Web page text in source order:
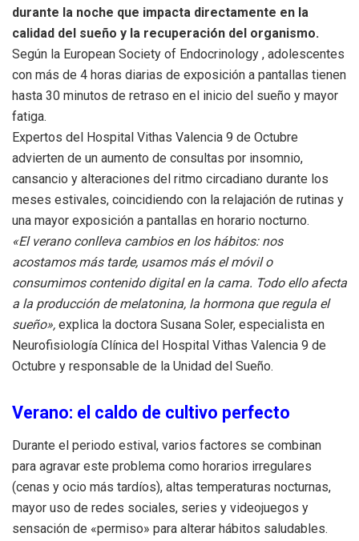
durante la noche que impacta directamente en la
calidad del sueño y la recuperación del organismo.
Según la European Society of Endocrinology , adolescentes
con más de 4 horas diarias de exposición a pantallas tienen
hasta 30 minutos de retraso en el inicio del sueño y mayor
fatiga.
Expertos del Hospital Vithas Valencia 9 de Octubre
advierten de un aumento de consultas por insomnio,
cansancio y alteraciones del ritmo circadiano durante los
meses estivales, coincidiendo con la relajación de rutinas y
una mayor exposición a pantallas en horario nocturno.
«El verano conlleva cambios en los hábitos: nos
acostamos más tarde, usamos más el móvil o
consumimos contenido digital en la cama. Todo ello afecta
a la producción de melatonina, la hormona que regula el
sueño», explica la doctora Susana Soler, especialista en
Neurofisiología Clínica del Hospital Vithas Valencia 9 de
Octubre y responsable de la Unidad del Sueño.
Verano: el caldo de cultivo perfecto
Durante el periodo estival, varios factores se combinan
para agravar este problema como horarios irregulares
(cenas y ocio más tardíos), altas temperaturas nocturnas,
mayor uso de redes sociales, series y videojuegos y
sensación de «permiso» para alterar hábitos saludables.